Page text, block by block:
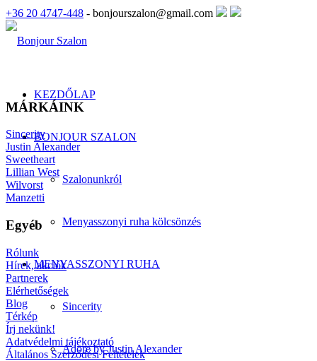
+36 20 4747-448 - bonjourszalon@gmail.com
KEZDŐLAP
BONJOUR SZALON
Szalonunkról
Menyasszonyi ruha kölcsönzés
MENYASSZONYI RUHA
Sincerity
Adore by Justin Alexander
MÁRKÁINK
Sincerity
Justin Alexander
Sweetheart
Lillian West
Wilvorst
Manzetti
Egyéb
Rólunk
Hírek, akciók
Partnerek
Elérhetőségek
Blog
Térkép
Írj nekünk!
Adatvédelmi tájékoztató
Általános Szerződési Feltételek